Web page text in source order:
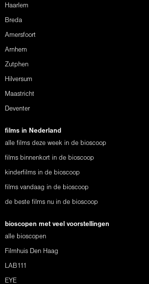
Haarlem
Breda
Amersfoort
Arnhem
Zutphen
Hilversum
Maastricht
Deventer
films in Nederland
alle films deze week in de bioscoop
films binnenkort in de bioscoop
kinderfilms in de bioscoop
films vandaag in de bioscoop
de beste films nu in de bioscoop
bioscopen met veel voorstellingen
alle bioscopen
Filmhuis Den Haag
LAB111
EYE